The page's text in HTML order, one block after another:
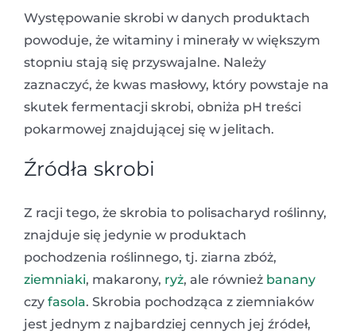
Występowanie skrobi w danych produktach
powoduje, że witaminy i minerały w większym
stopniu stają się przyswajalne. Należy
zaznaczyć, że kwas masłowy, który powstaje na
skutek fermentacji skrobi, obniża pH treści
pokarmowej znajdującej się w jelitach.
Źródła skrobi
Z racji tego, że skrobia to polisacharyd roślinny,
znajduje się jedynie w produktach
pochodzenia roślinnego, tj. ziarna zbóż,
ziemniaki, makarony, ryż, ale również banany
czy fasola. Skrobia pochodząca z ziemniaków
jest jednym z najbardziej cennych jej źródeł,